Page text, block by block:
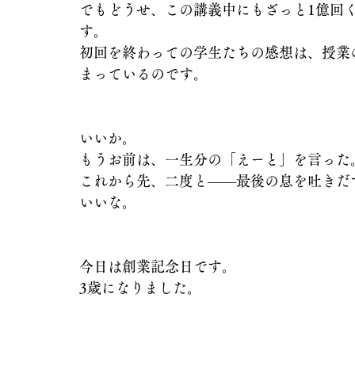
でもどうせ、この講義中にもざっと1億回
す。
初回を終わっての学生たちの感想は、授
まっているのです。
いいか。
もうお前は、一生分の「えーと」を言った
これから先、二度と――最後の息を吐き
いいな。
今日は創業記念日です。
3歳になりました。